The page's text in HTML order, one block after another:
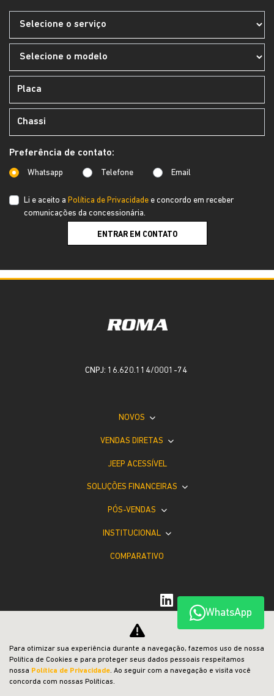
Preferência de contato:
Whatsapp Telefone Email
Li e aceito a Política de Privacidade e concordo em receber
comunicações da concessionária.
ENTRAR EM CONTATO
WhatsApp
CNPJ: 16.620.114/0001-74
NOVOS
VENDAS DIRETAS
JEEP ACESSÍVEL
SOLUÇÕES FINANCEIRAS
PÓS-VENDAS
INSTITUCIONAL
COMPARATIVO
Desacelere. Seu bem maior é a vida.
Para otimizar sua experiência durante a navegação, fazemos uso de nossa
Política de Cookies e para proteger seus dados pessoais respeitamos
nossa Política de Privacidade. Ao seguir com a navegação e visita você
concorda com nossas Políticas.